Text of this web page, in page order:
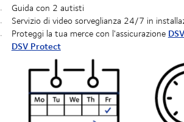
Guida con 2 autisti
Servizio di video sorveglianza 24/7 in
Proteggi la tua merce con l'assicurazione
DSV Protect